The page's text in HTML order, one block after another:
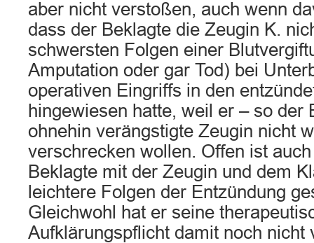
aber nicht verstoßen, auch wenn
dass der Beklagte die Zeugin K.
schwersten Folgen einer
Amputation oder gar Tod) bei
operativen Eingriffs in den
hingewiesen hatte, weil er – so der
ohnehin verängstigte Zeugin nicht
verschrecken wollen. Offen ist
Beklagte mit der Zeugin und dem
leichtere Folgen der Entzündung
Gleichwohl hat er seine
Aufklärungspflicht damit noch nicht